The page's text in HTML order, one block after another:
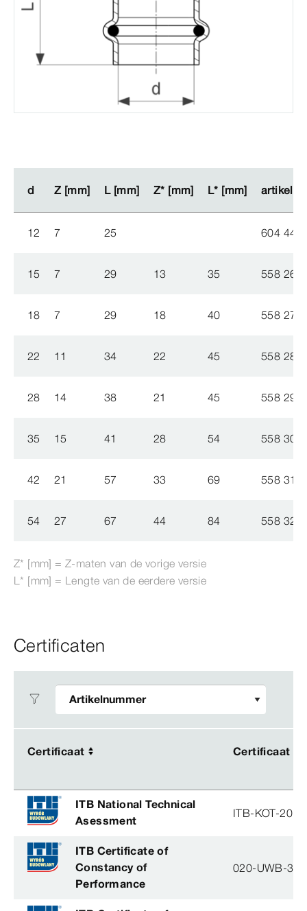
d Z [mm] L [mm] Z* [mm] L* [mm] artikel
d Z [mm] L [mm] Z* [mm] L* [mm] artikel
12 7 25 604 448
15 7 29 13 35 558 260
18 7 29 18 40 558 277
22 11 34 22 45 558 284
28 14 38 21 45 558 291
35 15 41 28 54 558 307
42 21 57 33 69 558 314
54 27 67 44 84 558 321
Z* [mm] = Z-​maten van de vorige versie
L* [mm] = Lengte van de eerdere versie
Certificaten
Certificaat Certificaat
Certificaat Certificaat
ITB National Technical
Asessment
ITB-KOT-
ITB Certificate of
Constancy of
Performance
020-UWB-